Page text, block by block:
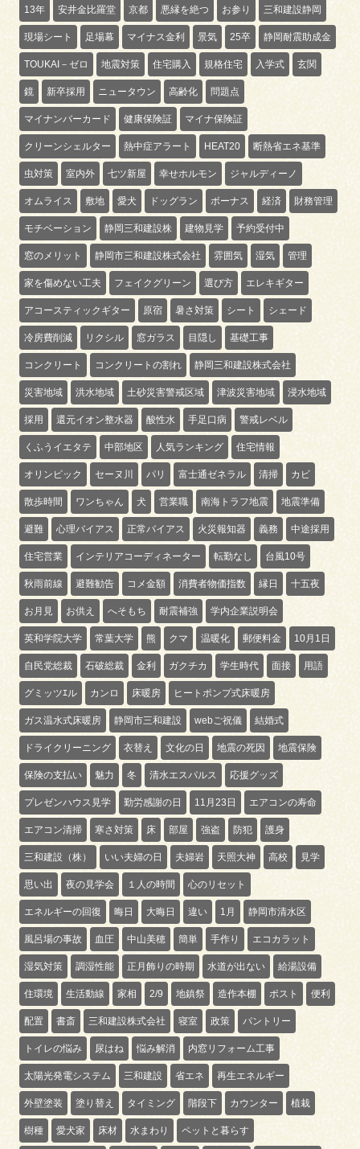
13年 安井金比羅堂 京都 悪縁を絶つ お参り 三和建設静岡
現場シート 足場幕 マイナス金利 景気 25卒 静岡耐震助成金
TOUKAI－ゼロ 地震対策 住宅購入 規格住宅 入学式 玄関
鏡 新卒採用 ニュータウン 高齢化 問題点
マイナンバーカード 健康保険証 マイナ保険証
クリーンシェルター 熱中症アラート HEAT20 断熱省エネ基準
虫対策 室内外 七ツ新屋 幸せホルモン ジャルディーノ
オムライス 敷地 愛犬 ドッグラン ボーナス 経済 財務管理
モチベーション 静岡三和建設株 建物見学 予約受付中
窓のメリット 静岡市三和建設株式会社 雰囲気 湿気 管理
家を傷めない工夫 フェイクグリーン 選び方 エレキギター
アコースティックギター 原宿 暑さ対策 シート シェード
冷房費削減 リクシル 窓ガラス 目隠し 基礎工事
コンクリート コンクリートの割れ 静岡三和建設株式会社
災害地域 洪水地域 土砂災害警戒区域 津波災害地域 浸水地域
採用 還元イオン整水器 酸性水 手足口病 警戒レベル
くふうイエタテ 中部地区 人気ランキング 住宅情報
オリンピック セーヌ川 パリ 富士通ゼネラル 清掃 カビ
散歩時間 ワンちゃん 犬 営業職 南海トラフ地震 地震準備
避難 心理バイアス 正常バイアス 火災報知器 義務 中途採用
住宅営業 インテリアコーディネーター 転勤なし 台風10号
秋雨前線 避難勧告 コメ金額 消費者物価指数 縁日 十五夜
お月見 お供え へそもち 耐震補強 学内企業説明会
英和学院大学 常葉大学 熊 クマ 温暖化 郵便料金 10月1日
自民党総裁 石破総裁 金利 ガクチカ 学生時代 面接 用語
グミッツｴル カンロ 床暖房 ヒートポンプ式床暖房
ガス温水式床暖房 静岡市三和建設 webご祝儀 結婚式
ドライクリーニング 衣替え 文化の日 地震の死因 地震保険
保険の支払い 魅力 冬 清水エスパルス 応援グッズ
プレゼンハウス見学 勤労感謝の日 11月23日 エアコンの寿命
エアコン清掃 寒さ対策 床 部屋 強盗 防犯 護身
三和建設（株） いい夫婦の日 夫婦岩 天照大神 高校 見学
思い出 夜の見学会 １人の時間 心のリセット
エネルギーの回復 晦日 大晦日 違い 1月 静岡市清水区
風呂場の事故 血圧 中山美穂 簡単 手作り エコカラット
湿気対策 調湿性能 正月飾りの時期 水道が出ない 給湯設備
住環境 生活動線 家相 2/9 地鎮祭 造作本棚 ポスト 便利
配置 書斎 三和建設株式会社 寝室 政策 パントリー
トイレの悩み 尿はね 悩み解消 内窓リフォーム工事
太陽光発電システム 三和建設 省エネ 再生エネルギー
外壁塗装 塗り替え タイミング 階段下 カウンター 植栽
樹種 愛犬家 床材 水まわり ペットと暮らす